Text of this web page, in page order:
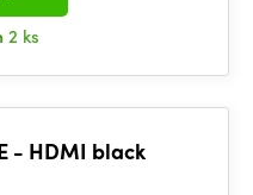
2 ks
- HDMI black